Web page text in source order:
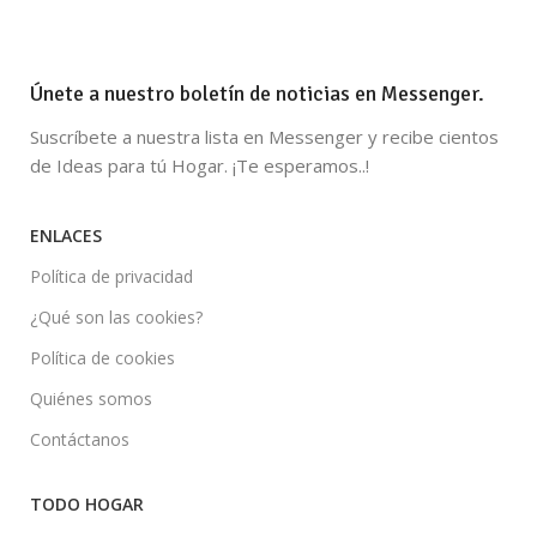
Únete a nuestro boletín de noticias en Messenger.
Suscríbete a nuestra lista en Messenger y recibe cientos
de Ideas para tú Hogar. ¡Te esperamos..!
ENLACES
Política de privacidad
¿Qué son las cookies?
Política de cookies
Quiénes somos
Contáctanos
TODO HOGAR